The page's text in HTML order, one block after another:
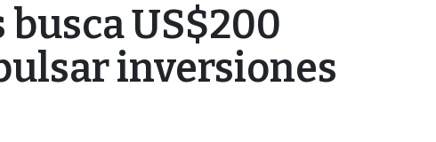
US$200
inversiones